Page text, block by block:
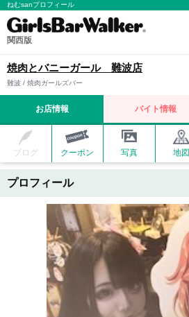
ねむsanプロフィール
関西版
焼肉とバニーガール 難波店
難波 / 焼肉ガールズバー
お店情報 バイト情報
ブログ クーポン 写真 地図
プロフィール